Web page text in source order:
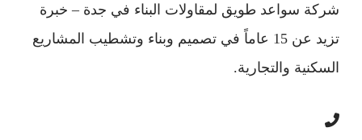
شركة سواعد طويق لمقاولات البناء في جدة – خبرة
تزيد عن 15 عاماً في تصميم وبناء وتشطيب المشاريع
السكنية والتجارية.